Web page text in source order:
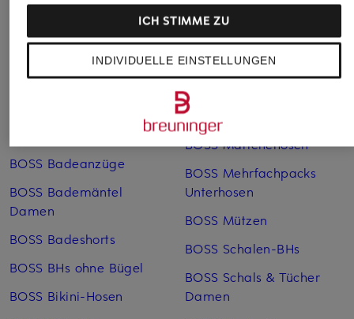
Weitere Kategorien
Blaue BOSS Pullover für
BOSS Badeanzüge
BOSS Bademäntel
Damen
BOSS Badeshorts
BOSS BHs ohne Bügel
BOSS Bikini-Hosen
BOSS Lederjacken Herren
BOSS Marlenehosen
BOSS Mehrfachpacks
Unterhosen
BOSS Mützen
BOSS Schalen-BHs
BOSS Schals & Tücher
Damen
INDIVIDUELLE EINSTELLUNGEN
ICH STIMME ZU